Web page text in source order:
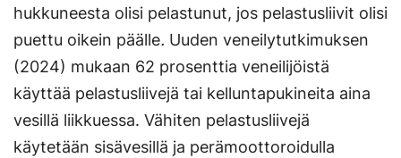
hukkuneesta olisi pelastunut, jos pelastusliivit olisi
puettu oikein päälle. Uuden veneilytutkimuksen
(2024) mukaan 62 prosenttia veneilijöistä
käyttää pelastusliivejä tai kelluntapukineita aina
vesillä liikkuessa. Vähiten pelastusliivejä
käytetään sisävesillä ja perämoottoroidulla